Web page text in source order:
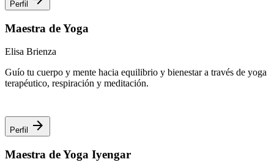
Perfil
Maestra de Yoga
Elisa Brienza
Guío tu cuerpo y mente hacia equilibrio y bienestar a través de yoga
terapéutico, respiración y meditación.
Perfil arrow_forward
Maestra de Yoga Iyengar